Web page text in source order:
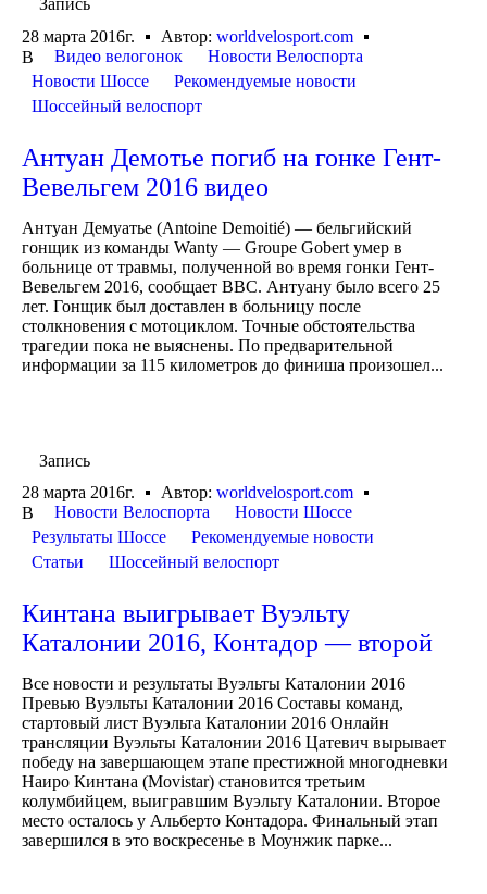
Запись
28 марта 2016г.
Автор: worldvelosport.com
В
Видео велогонок
Новости Велоспорта
Новости Шоссе
Рекомендуемые новости
Шоссейный велоспорт
Антуан Демотье погиб на гонке Гент-
Вевельгем 2016 видео
Антуан Демуатье (Antoine Demoitié) — бельгийский
гонщик из команды Wanty — Groupe Gobert умер в
больнице от травмы, полученной во время гонки Гент-
Вевельгем 2016, сообщает BBC. Антуану было всего 25
лет. Гонщик был доставлен в больницу после
столкновения с мотоциклом. Точные обстоятельства
трагедии пока не выяснены. По предварительной
информации за 115 километров до финиша произошел...
Запись
28 марта 2016г.
Автор: worldvelosport.com
В
Новости Велоспорта
Новости Шоссе
Результаты Шоссе
Рекомендуемые новости
Статьи
Шоссейный велоспорт
Кинтана выигрывает Вуэльту
Каталонии 2016, Контадор — второй
Все новости и результаты Вуэльты Каталонии 2016
Превью Вуэльты Каталонии 2016 Составы команд,
стартовый лист Вуэльта Каталонии 2016 Онлайн
трансляции Вуэльты Каталонии 2016 Цатевич вырывает
победу на завершающем этапе престижной многодневки
Наиро Кинтана (Movistar) становится третьим
колумбийцем, выигравшим Вуэльту Каталонии. Второе
место осталось у Альберто Контадора. Финальный этап
завершился в это воскресенье в Моунжик парке...